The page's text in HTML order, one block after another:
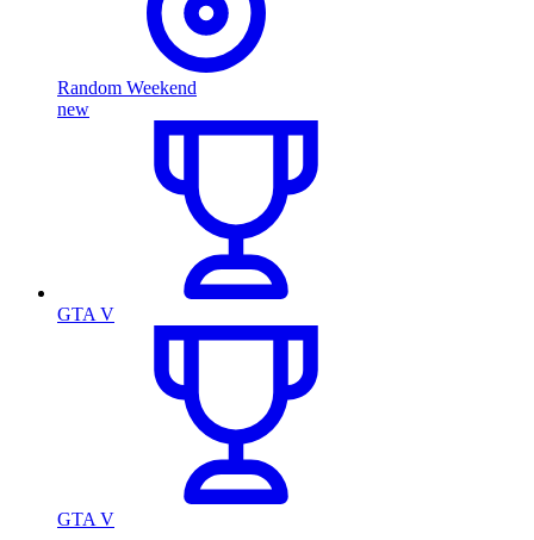
Random Weekend
new
GTA V
GTA V